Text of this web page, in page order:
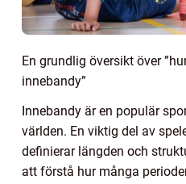
En grundlig översikt över
innebandy”
Innebandy är en populär
världen. En viktig del av
definierar längden och
att förstå hur många